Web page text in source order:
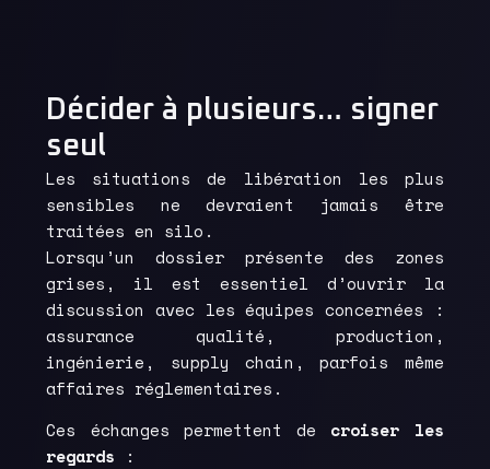
Décider à plusieurs… signer
seul
Les situations de libération les plus
sensibles ne devraient jamais être
traitées en silo.
Lorsqu’un dossier présente des zones
grises, il est essentiel d’ouvrir la
discussion avec les équipes concernées :
assurance qualité, production,
ingénierie, supply chain, parfois même
affaires réglementaires.
Ces échanges permettent de croiser les
regards :